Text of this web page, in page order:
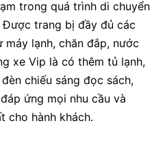
trong quá trình di chuyển
Được trang bị đầy đủ các
lạnh, chăn đắp, nước
xe Vip là có thêm tủ lạnh,
chiếu sáng đọc sách,
ứng mọi nhu cầu và
cho hành khách.